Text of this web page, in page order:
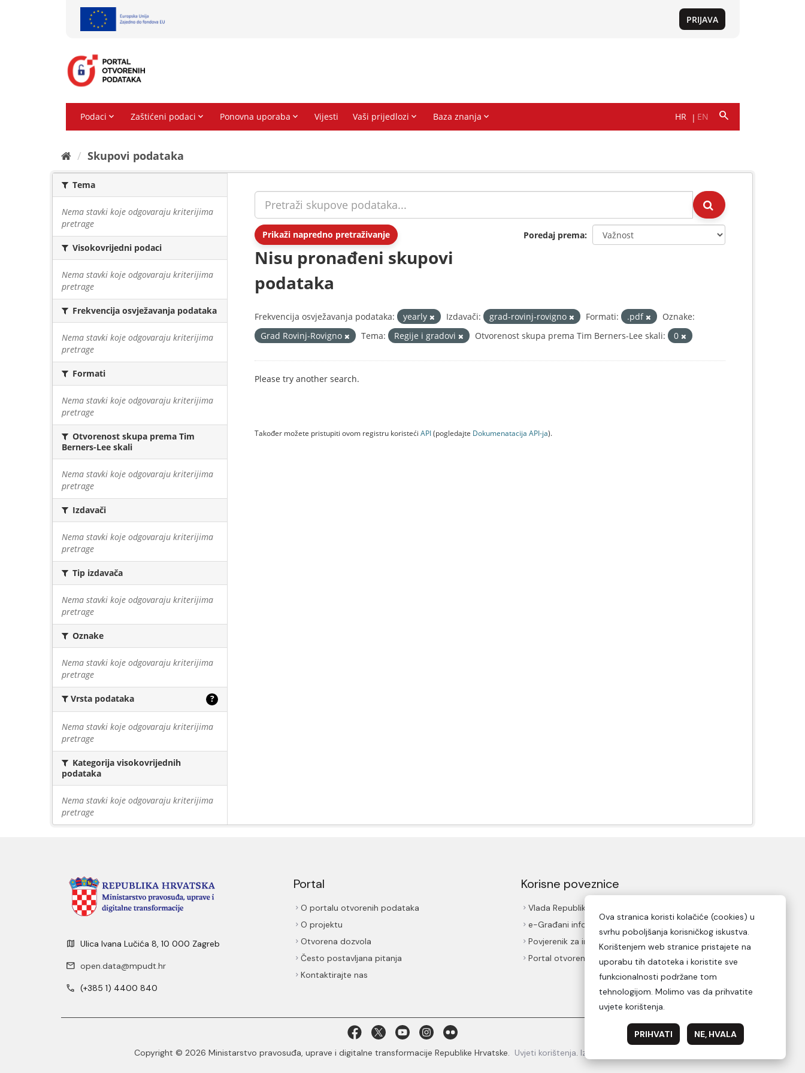
Skupovi podаtаkа
Tema
Nema stavki koje odgovaraju kriterijima
pretrage
Visokovrijedni podaci
Nema stavki koje odgovaraju kriterijima
pretrage
Frekvencija osvježavanja podataka
Nema stavki koje odgovaraju kriterijima
pretrage
Formati
Nema stavki koje odgovaraju kriterijima
pretrage
Otvorenost skupa prema Tim
Berners-Lee skali
Nema stavki koje odgovaraju kriterijima
pretrage
Izdavači
Nema stavki koje odgovaraju kriterijima
pretrage
Tip izdavača
Nema stavki koje odgovaraju kriterijima
pretrage
Oznake
Nema stavki koje odgovaraju kriterijima
pretrage
Vrsta podataka ?
Nema stavki koje odgovaraju kriterijima
pretrage
Kategorija visokovrijednih
podataka
Nema stavki koje odgovaraju kriterijima
pretrage
Prikaži napredno pretraživanje Poredaj prema
Nisu pronađeni skupovi
podataka
Frekvencija osvježavanja podataka: yearly Izdavači: grad-rovinj-rovigno Formati: .pdf
Oznake:
Grad Rovinj-Rovigno
Tema: Regije i gradovi Otvorenost skupa prema Tim Berners-Lee skali: 0
Please try another search.
Također možete pristupiti ovom registru koristeći API(pogledajte Dokumenаtаcijа API-jа).